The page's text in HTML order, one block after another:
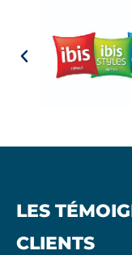
LES
CLIENTS